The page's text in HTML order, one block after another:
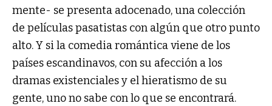
mente- se presenta adocenado, una colección
de películas pasatistas con algún que otro punto
alto. Y si la comedia romántica viene de los
países escandinavos, con su afección a los
dramas existenciales y el hieratismo de su
gente, uno no sabe con lo que se encontrará.